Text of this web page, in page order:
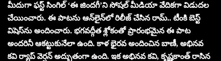
మీదుగా ఫస్ట్ సింగిల్ ‘ఈ జిందగీ’ని సోషల్ మీడియా వేదికగా విడుదల
చేయించారు. ఈ పాటను ఆన్‌లైన్‌లో రిలీజ్ చేసిన రామ్.. టీంకి బెస్ట్
విషెస్‌ను అందించారు. భగవద్గీత శ్లోకంతో ప్రారంభమైన ఈ పాట
అందరినీ ఆకట్టుకునేలా ఉంది. కాళ భైరవ అందించిన బాణీ, అభినవ
కవి ర్యాప్ వెర్షన్ అద్భుతంగా ఉంది. ఇక అభినవ కవి, కృష్ణకాంత్ రాసిన